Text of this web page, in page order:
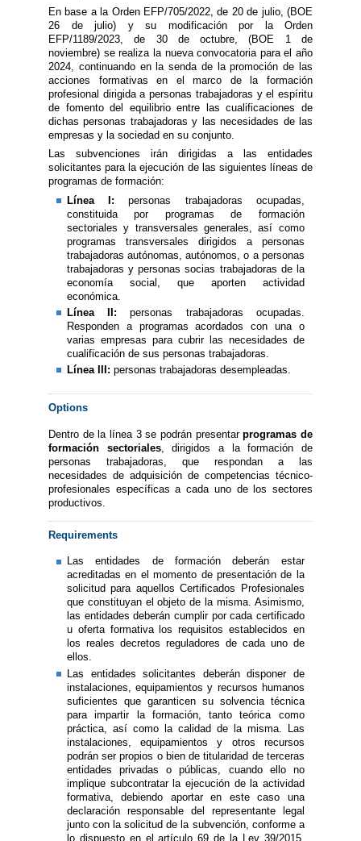
En base a la Orden EFP/705/2022, de 20 de julio, (BOE
26 de julio) y su modificación por la Orden
EFP/1189/2023, de 30 de octubre, (BOE 1 de
noviembre) se realiza la nueva convocatoria para el año
2024, continuando en la senda de la promoción de las
acciones formativas en el marco de la formación
profesional dirigida a personas trabajadoras y el espíritu
de fomento del equilibrio entre las cualificaciones de
dichas personas trabajadoras y las necesidades de las
empresas y la sociedad en su conjunto.
Las subvenciones irán dirigidas a las entidades
solicitantes para la ejecución de las siguientes líneas de
programas de formación:
Línea I: personas trabajadoras ocupadas,
constituida por programas de formación
sectoriales y transversales generales, así como
programas transversales dirigidos a personas
trabajadoras autónomas, autónomos, o a personas
trabajadoras y personas socias trabajadoras de la
economía social, que aporten actividad
económica.
Línea II: personas trabajadoras ocupadas.
Responden a programas acordados con una o
varias empresas para cubrir las necesidades de
cualificación de sus personas trabajadoras.
Línea III: personas trabajadoras desempleadas.
Options
Dentro de la línea 3 se podrán presentarprogramas de
formación sectoriales, dirigidos a la formación de
personas trabajadoras, que respondan a las
necesidades de adquisición de competencias técnico-
profesionales específicas a cada uno de los sectores
productivos.
Requirements
Las entidades de formación deberán estar
acreditadas en el momento de presentación de la
solicitud para aquellos Certificados Profesionales
que constituyan el objeto de la misma. Asimismo,
las entidades deberán cumplir por cada certificado
u oferta formativa los requisitos establecidos en
los reales decretos reguladores de cada uno de
ellos.
Las entidades solicitantes deberán disponer de
instalaciones, equipamientos y recursos humanos
suficientes que garanticen su solvencia técnica
para impartir la formación, tanto teórica como
práctica, así como la calidad de la misma. Las
instalaciones, equipamientos y otros recursos
podrán ser propios o bien de titularidad de terceras
entidades privadas o públicas, cuando ello no
implique subcontratar la ejecución de la actividad
formativa, debiendo aportar en este caso una
declaración responsable del representante legal
junto con la solicitud de la subvención, conforme a
lo dispuesto en el artículo 69 de la Ley 39/2015,